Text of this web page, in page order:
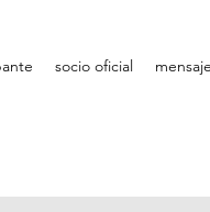
socio oficial mensaje